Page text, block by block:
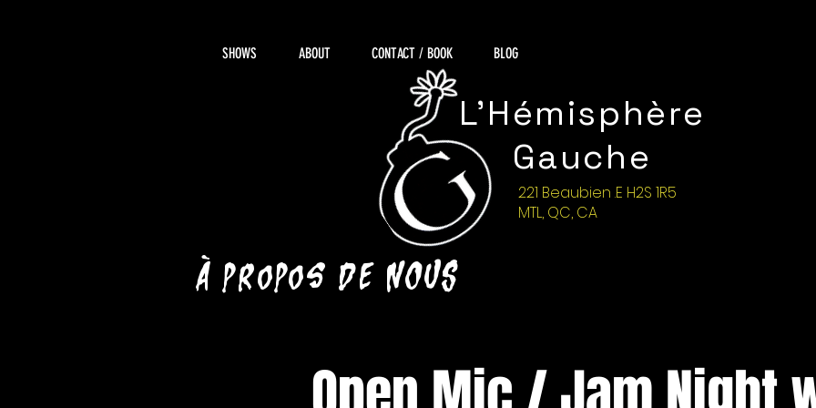
221 Beaubien .E H2S 1R5
MTL, QC, CA
L'Hémisphère
Gauche
SHOWS ABOUT CONTACT / BOOK BLOG
À propos de NOUS